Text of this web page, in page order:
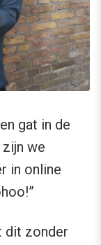
gat in de
we
in online
dit zonder